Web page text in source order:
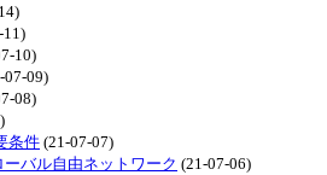
11)
10)
07-09)
08)
条件 (21-07-07)
バル自由ネットワーク (21-07-06)